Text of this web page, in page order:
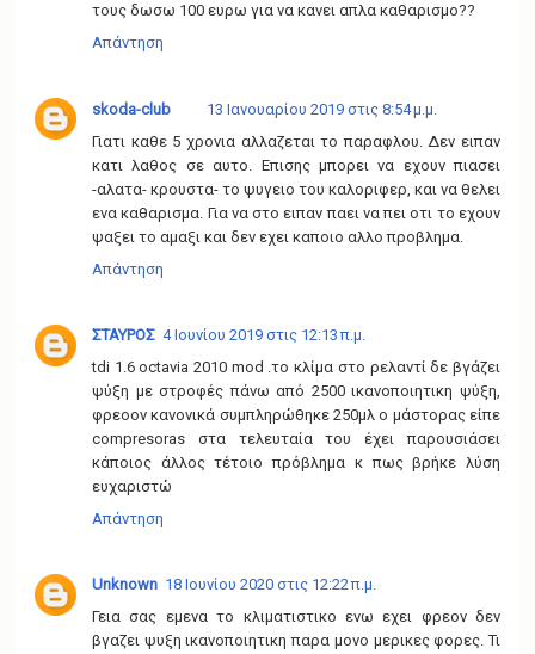
τους δωσω 100 ευρω για να κανει απλα καθαρισμο??
Απάντηση
skoda-club
13 Ιανουαρίου 2019 στις 8:54 μ.μ.
Γιατι καθε 5 χρονια αλλαζεται το παραφλου. Δεν ειπαν
κατι λαθος σε αυτο. Επισης μπορει να εχουν πιασει
-αλατα- κρουστα- το ψυγειο του καλοριφερ, και να θελει
ενα καθαρισμα. Για να στο ειπαν παει να πει οτι το εχουν
ψαξει το αμαξι και δεν εχει καποιο αλλο προβλημα.
Απάντηση
ΣΤΑΥΡΟΣ 4 Ιουνίου 2019 στις 12:13 π.μ.
tdi 1.6 octavia 2010 mod .το κλίμα στο ρελαντί δε βγάζει
ψύξη με στροφές πάνω από 2500 ικανοποιητικη ψύξη,
φρεοον κανονικά συμπληρώθηκε 250μλ ο μάστορας είπε
compresoras στα τελευταία του έχει παρουσιάσει
κάποιος άλλος τέτοιο πρόβλημα κ πως βρήκε λύση
ευχαριστώ
Απάντηση
Unknown 18 Ιουνίου 2020 στις 12:22 π.μ.
Γεια σας εμενα το κλιματιστικο ενω εχει φρεον δεν
βγαζει ψυξη ικανοποιητικη παρα μονο μερικες φορες. Τι